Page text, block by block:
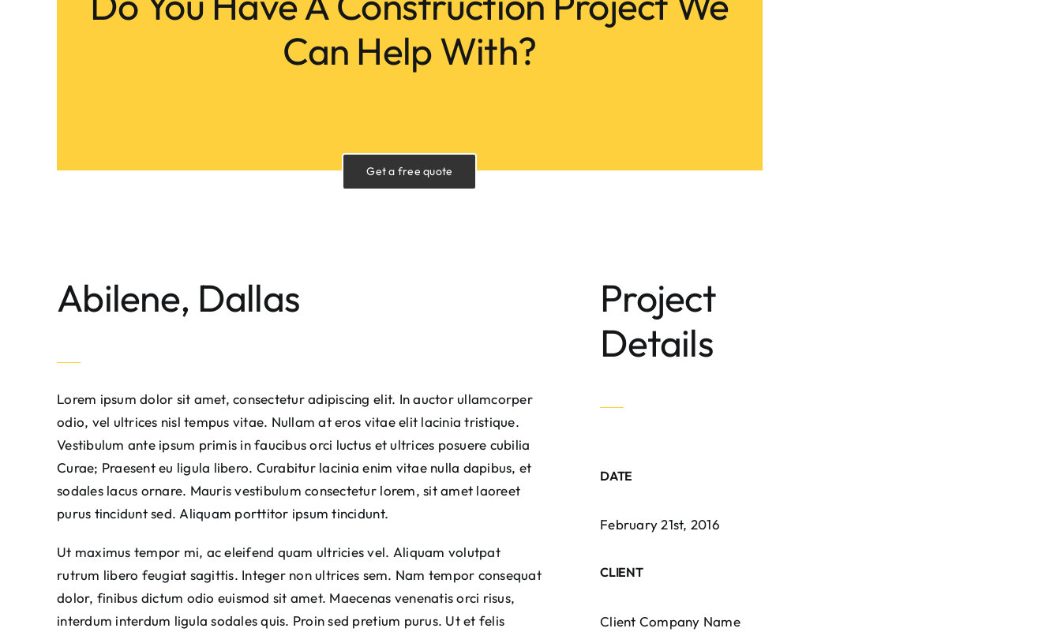
Can Help With?
Get a free quote
Abilene, Dallas
Lorem ipsum dolor sit amet, consectetur adipiscing elit. In auctor ullamcorper
odio, vel ultrices nisl tempus vitae. Nullam at eros vitae elit lacinia tristique.
Vestibulum ante ipsum primis in faucibus orci luctus et ultrices posuere cubilia
Curae; Praesent eu ligula libero. Curabitur lacinia enim vitae nulla dapibus, et
sodales lacus ornare. Mauris vestibulum consectetur lorem, sit amet laoreet
purus tincidunt sed. Aliquam porttitor ipsum tincidunt.
Ut maximus tempor mi, ac eleifend quam ultricies vel. Aliquam volutpat
rutrum libero feugiat sagittis. Integer non ultrices sem. Nam tempor consequat
dolor, finibus dictum odio euismod sit amet. Maecenas venenatis orci risus,
interdum interdum ligula sodales quis. Proin sed pretium purus. Ut et felis
Project
Details
DATE
February 21st, 2016
CLIENT
Client Company Name